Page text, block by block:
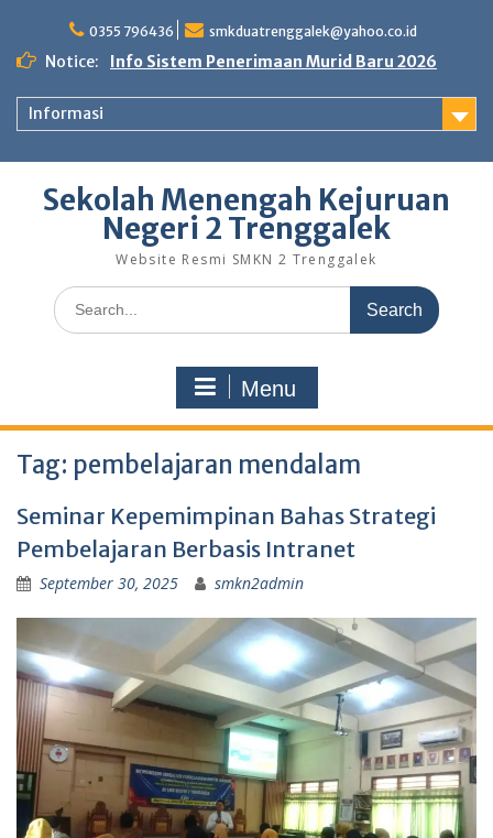
content
0355 796436 smkduatrenggalek@yahoo.co.id
Notice: Info Sistem Penerimaan Murid Baru 2026
Informasi
Sekolah Menengah Kejuruan
Negeri 2 Trenggalek
Website Resmi SMKN 2 Trenggalek
Search
for:
Menu
Tag: pembelajaran mendalam
Seminar Kepemimpinan Bahas Strategi
Pembelajaran Berbasis Intranet
September 30, 2025 smkn2admin